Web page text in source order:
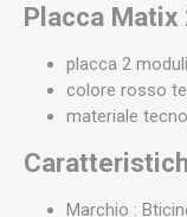
Placca
placca 2
colore rosso
materiale
Marchio :